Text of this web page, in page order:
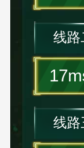
线路
线路